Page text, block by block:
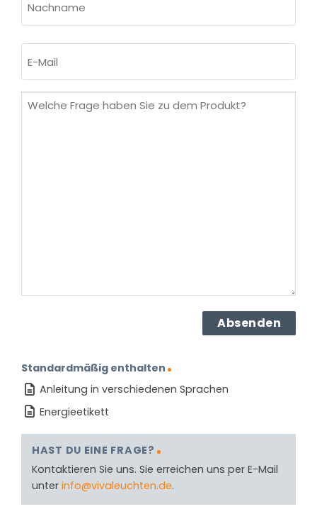
Mail
Welche
Standardmäßig enthalten
Anleitung in verschiedenen Sprachen
Energieetikett
HAST DU EINE FRAGE?
Kontaktieren Sie uns. Sie erreichen uns per E-Mail
unter info@vivaleuchten.de.